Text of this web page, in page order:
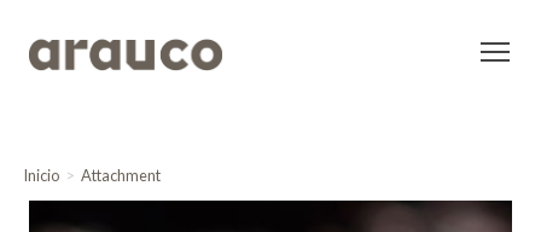
Inicio Attachment